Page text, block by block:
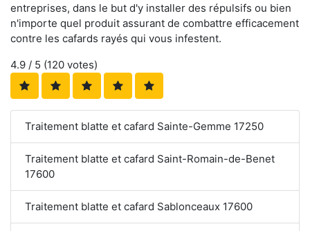
entreprises, dans le but d'y installer des répulsifs ou bien
n'importe quel produit assurant de combattre efficacement
contre les cafards rayés qui vous infestent.
4.9 / 5 (120 votes)
Traitement blatte et cafard Sainte-Gemme 17250
Traitement blatte et cafard Saint-Romain-de-Benet
17600
Traitement blatte et cafard Sablonceaux 17600